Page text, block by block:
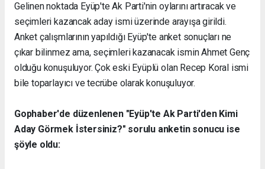
Gelinen noktada Eyüp'te Ak Parti'nin oylarını artıracak ve
seçimleri kazancak aday ismi üzerinde arayışa girildi.
Anket çalışmlarının yapıldığı Eyüp'te anket sonuçları ne
çıkar bilinmez ama, seçimleri kazanacak ismin Ahmet Genç
olduğu konuşuluyor. Çok eski Eyüplü olan Recep Koral ismi
bile toparlayıcı ve tecrübe olarak konuşuluyor.
Gophaber'de düzenlenen "Eyüp'te Ak Parti'den Kimi
Aday Görmek İstersiniz?" sorulu anketin sonucu ise
şöyle oldu: